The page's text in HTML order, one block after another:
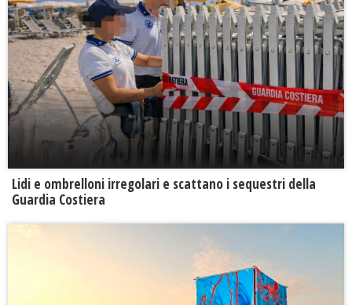
Lidi e ombrelloni irregolari e scattano i sequestri della
Guardia Costiera